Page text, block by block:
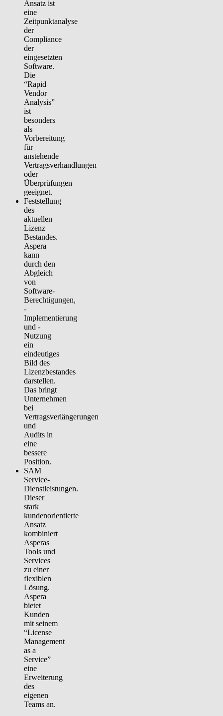
Ansatz ist
eine
Zeitpunktanalyse
der
Compliance
der
eingesetzten
Software.
Die
“Rapid
Vendor
Analysis”
ist
besonders
als
Vorbereitung
für
anstehende
Vertragsverhandlungen
oder
Überprüfungen
geeignet.
Feststellung
des
aktuellen
Lizenz
Bestandes.
Aspera
kann
durch den
Abgleich
von
Software-
Berechtigungen,
-
Implementierung
und -
Nutzung
ein
eindeutiges
Bild des
Lizenzbestandes
darstellen.
Das bringt
Unternehmen
bei
Vertragsverlängerungen
und
Audits in
eine
bessere
Position.
SAM
Service-
Dienstleistungen.
Dieser
stark
kundenorientierte
Ansatz
kombiniert
Asperas
Tools und
Services
zu einer
flexiblen
Lösung.
Aspera
bietet
Kunden
mit seinem
“License
Management
as a
Service”
eine
Erweiterung
des
eigenen
Teams an.